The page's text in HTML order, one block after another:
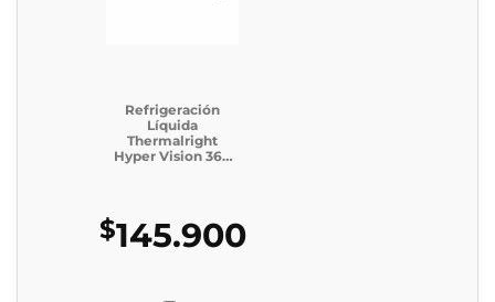
Refrigeración
Líquida
Thermalright
Hyper Vision 360
$145.900